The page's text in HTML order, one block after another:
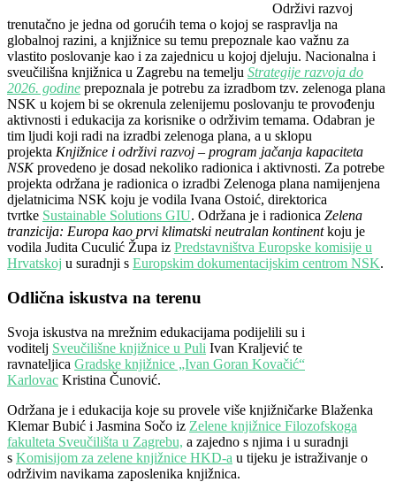
Održivi razvoj
trenutačno je jedna od gorućih tema o kojoj se raspravlja na
globalnoj razini, a knjižnice su temu prepoznale kao važnu za
vlastito poslovanje kao i za zajednicu u kojoj djeluju. Nacionalna i
sveučilišna knjižnica u Zagrebu na temelju Strategije razvoja do
2026. godine prepoznala je potrebu za izradbom tzv. zelenoga plana
NSK u kojem bi se okrenula zelenijemu poslovanju te provođenju
aktivnosti i edukacija za korisnike o održivim temama. Odabran je
tim ljudi koji radi na izradbi zelenoga plana, a u sklopu
projekta Knjižnice i održivi razvoj – program jačanja kapaciteta
NSKprovedeno je dosad nekoliko radionica i aktivnosti. Za potrebe
projekta održana je radionica o izradbi Zelenoga plana namijenjena
djelatnicima NSK koju je vodila Ivana Ostoić, direktorica
tvrtke Sustainable Solutions GIU. Održana je i radionica Zelena
tranzicija: Europa kao prvi klimatski neutralan kontinentkoju je
vodila Judita Cuculić Župa iz Predstavništva Europske komisije u
Hrvatskoj u suradnji s Europskim dokumentacijskim centrom NSK.
Odlična iskustva na terenu
Svoja iskustva na mrežnim edukacijama podijelili su i
voditelj Sveučilišne knjižnice u Puli Ivan Kraljević te
ravnateljica Gradske knjižnice „Ivan Goran Kovačić“
Karlovac Kristina Čunović.
Održana je i edukacija koje su provele više knjižničarke Blaženka
Klemar Bubić i Jasmina Sočo iz Zelene knjižnice Filozofskoga
fakulteta Sveučilišta u Zagrebu, a zajedno s njima i u suradnji
s Komisijom za zelene knjižnice HKD-a u tijeku je istraživanje o
održivim navikama zaposlenika knjižnica.